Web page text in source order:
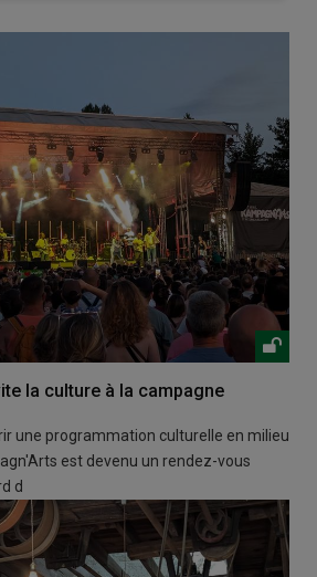
la culture à la campagne
une programmation culturelle en milieu
est devenu un rendez-vous
d